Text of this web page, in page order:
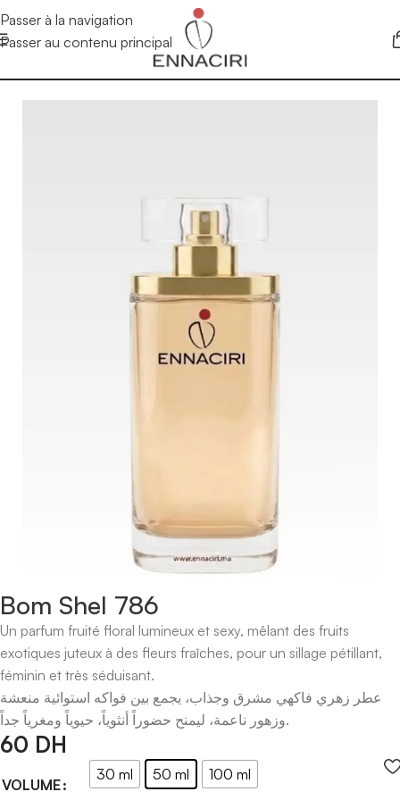
Passer à la navigation
Passer au contenu principal
Bom Shel 786
Un parfum fruité floral lumineux et sexy, mêlant des fruits
exotiques juteux à des fleurs fraîches, pour un sillage pétillant,
féminin et très séduisant.
عطر زهري فاكهي مشرق وجذاب، يجمع بين فواكه استوائية منعشة
وزهور ناعمة، ليمنح حضوراً أنثوياً، حيوياً ومغرياً جداً.
60 DH
VOLUME
30 ml 50 ml 100 ml